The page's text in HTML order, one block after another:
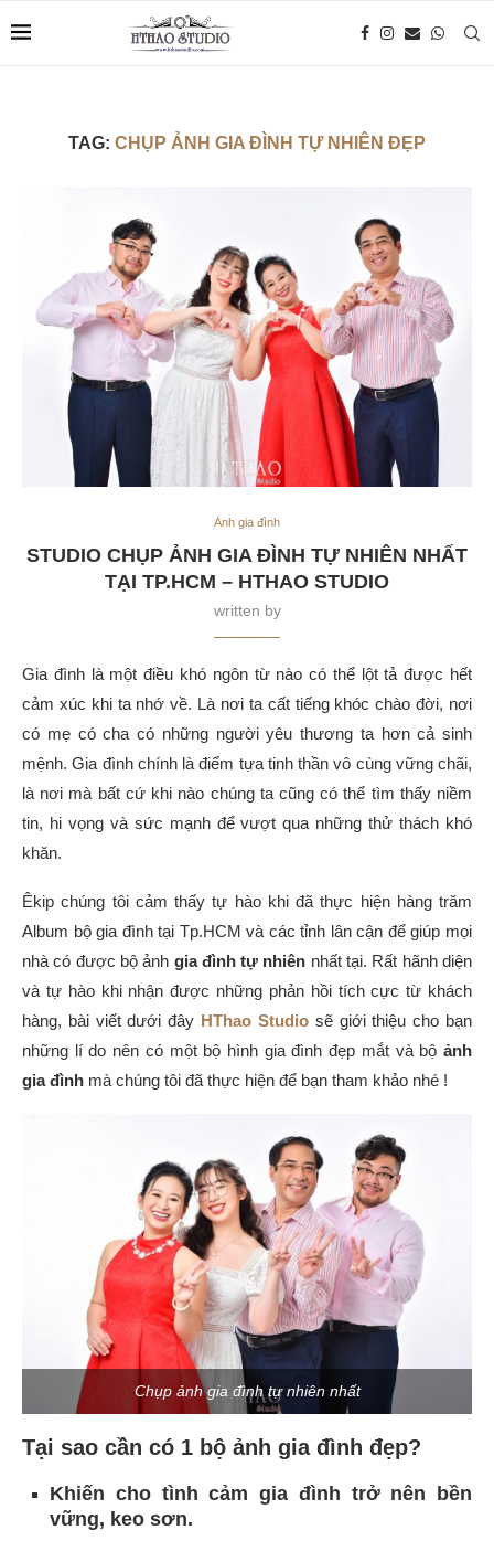
TAG: CHỤP ẢNH GIA ĐÌNH TỰ NHIÊN ĐẸP
Ảnh gia đình
STUDIO CHỤP ẢNH GIA ĐÌNH TỰ NHIÊN NHẤT
TẠI TP.HCM – HTHAO STUDIO
written by
Gia đình là một điều khó ngôn từ nào có thể lột tả được hết
cảm xúc khi ta nhớ về. Là nơi ta cất tiếng khóc chào đời, nơi
có mẹ có cha có những người yêu thương ta hơn cả sinh
mệnh. Gia đình chính là điểm tựa tinh thần vô cùng vững chãi,
là nơi mà bất cứ khi nào chúng ta cũng có thể tìm thấy niềm
tin, hi vọng và sức mạnh để vượt qua những thử thách khó
khăn.
Êkip chúng tôi cảm thấy tự hào khi đã thực hiện hàng trăm
Album bộ gia đình tại Tp.HCM và các tỉnh lân cận để giúp mọi
nhà có được bộ ảnh gia đìnhtự nhiên nhất tại. Rất hãnh diện
và tự hào khi nhận được những phản hồi tích cực từ khách
hàng, bài viết dưới đây HThao Studiosẽ giới thiệu cho bạn
những lí do nên có một bộ hình gia đình đẹp mắt và bộ ảnh
gia đình mà chúng tôi đã thực hiện để bạn tham khảo nhé !
Chụp ảnh gia đình tự nhiên nhất
Tại sao cần có 1 bộ ảnh gia đình đẹp?
Khiến cho tình cảm gia đình trở nên bền
vững, keo sơn.